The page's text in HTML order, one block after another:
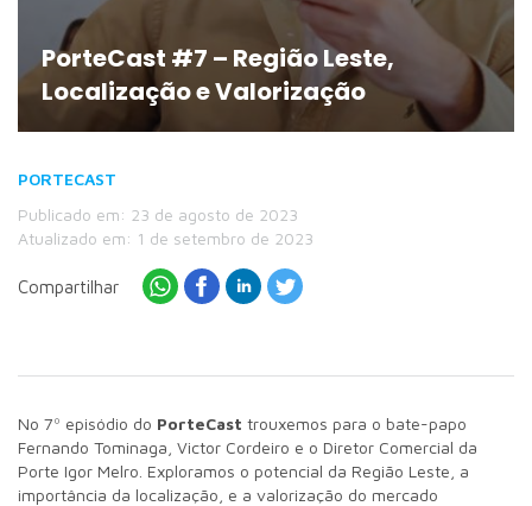
PorteCast #7 – Região Leste,
Localização e Valorização
PORTECAST
Publicado em: 23 de agosto de 2023
Atualizado em: 1 de setembro de 2023
Compartilhar
No 7º episódio do PorteCast trouxemos para o bate-papo
Fernando Tominaga, Victor Cordeiro e o Diretor Comercial da
Porte Igor Melro. Exploramos o potencial da Região Leste, a
importância da localização, e a valorização do mercado